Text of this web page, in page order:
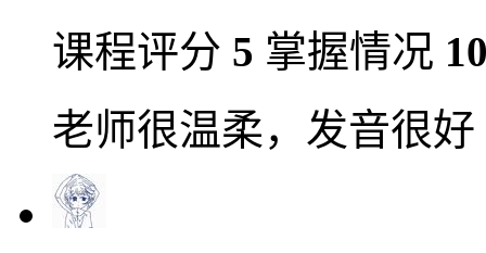
课程评分 5 掌握情况
老师很温柔，发音很好